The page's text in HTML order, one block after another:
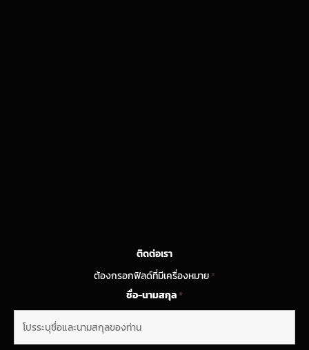
ติดต่อเรา
ต้องกรอกฟิลด์ที่มีเครื่องหมาย*
ชื่อ-นามสกุล*